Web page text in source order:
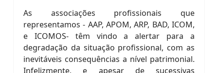
As associações profissionais que
representamos - AAP, APOM, ARP, BAD, ICOM,
e ICOMOS- têm vindo a alertar para a
degradação da situação profissional, com as
inevitáveis consequências a nível patrimonial.
Infelizmente, e apesar de sucessivas